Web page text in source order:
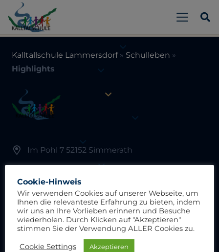
Kalltallschule Lammersdorf» Schulleben »
Highlights
Im Pohl 7 52152 Simmerath
schulleitung@kalltalschule.nrw.schule
KALLTALSCHULE LAMMERSDORF
DATENSCHUTZERKLÄRUNG
Cookie-Hinweis
Wir verwenden Cookies auf unserer Webseite, um
Ihnen die relevanteste Erfahrung zu bieten, indem
wir uns an Ihre Vorlieben erinnern und Besuche
wiederholen. Durch Klicken auf "Akzeptieren"
stimmen Sie der Verwendung ALLER Cookies zu.
Cookie Settings Akzeptieren